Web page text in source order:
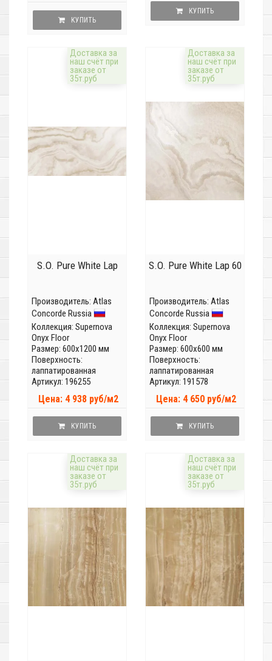
КУПИТЬ
КУПИТЬ
Доставка за
наш счёт при
заказе от
35т.руб
S.O. Pure White Lap
Производитель: Atlas
Concorde Russia
Коллекция: Supernova
Onyx Floor
Размер: 600x1200 мм
Поверхность:
лаппатированная
Артикул: 196255
Цена: 4 938 руб/м2
КУПИТЬ
Доставка за
наш счёт при
заказе от
35т.руб
S.O. Pure White Lap 60
Производитель: Atlas
Concorde Russia
Коллекция: Supernova
Onyx Floor
Размер: 600x600 мм
Поверхность:
лаппатированная
Артикул: 191578
Цена: 4 650 руб/м2
КУПИТЬ
Доставка за
наш счёт при
заказе от
35т.руб
Доставка за
наш счёт при
заказе от
35т.руб